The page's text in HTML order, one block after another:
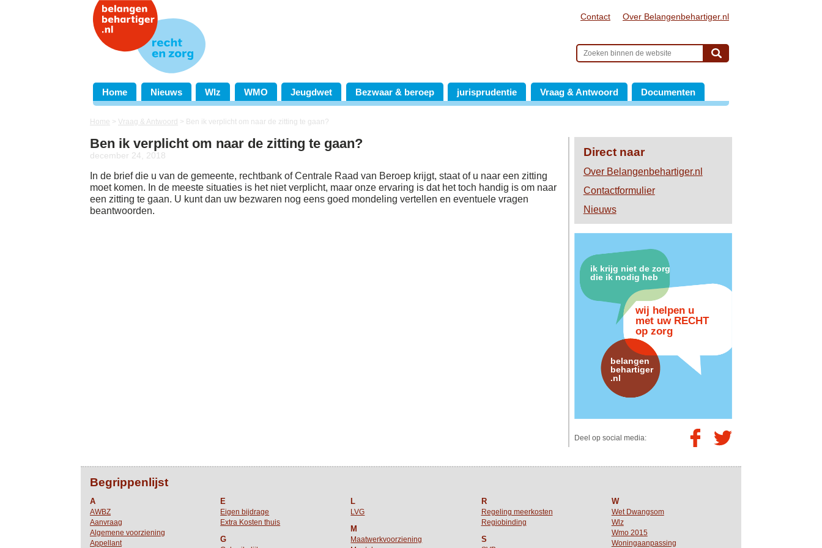
Contact Over Belangenbehartiger.nl
Home Nieuws Wlz WMO Jeugdwet Bezwaar & beroep jurisprudentie Vraag & Antwoord Documenten
Home > Vraag & Antwoord > Ben ik verplicht om naar de zitting te gaan?
Ben ik verplicht om naar de zitting te gaan?
december 24, 2018
In de brief die u van de gemeente, rechtbank of Centrale Raad van Beroep krijgt, staat of u naar een zitting
moet komen. In de meeste situaties is het niet verplicht, maar onze ervaring is dat het toch handig is om naar
een zitting te gaan. U kunt dan uw bezwaren nog eens goed mondeling vertellen en eventuele vragen
beantwoorden.
Direct naar
Over Belangenbehartiger.nl
Contactformulier
Nieuws
ik krijg niet de zorg
die ik nodig heb
wij helpen u
met uw RECHT
op zorg
belangen
behartiger
.nl
Deel op social media:
Begrippenlijst
A
AWBZ
Aanvraag
Algemene voorziening
Appellant
E
Eigen bijdrage
Extra Kosten thuis
G
L
LVG
M
Maatwerkvoorziening
R
Regeling meerkosten
Regiobinding
S
W
Wet Dwangsom
Wlz
Wmo 2015
Woningaanpassing